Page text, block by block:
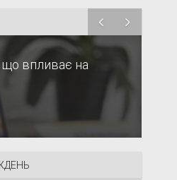
що впливає на